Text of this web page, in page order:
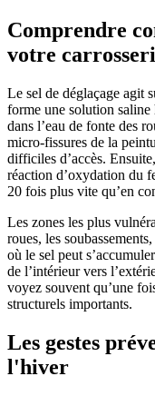
Comprendre
votre
Le sel de déglaçage agit
forme une solution saline
dans l’eau de fonte des
micro-fissures de la
difficiles d’accès.
réaction d’oxydation du
20 fois plus vite qu’en
Les zones les plus
roues, les
où le sel peut
de l’intérieur vers
voyez souvent qu’une
structurels importants.
Les gestes
l'hiver